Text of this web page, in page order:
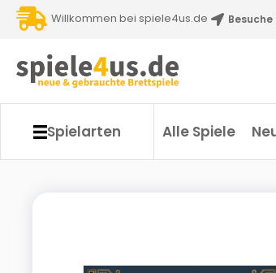
Willkommen bei spiele4us.de Besuche
Spielarten Alle Spiele